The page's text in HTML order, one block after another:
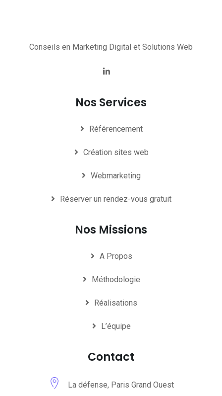
Conseils en Marketing Digital et Solutions Web
Nos Services
Référencement
Création sites web
Webmarketing
Réserver un rendez-vous gratuit
Nos Missions
A Propos
Méthodologie
Réalisations
L’équipe
Contact
La défense, Paris Grand Ouest